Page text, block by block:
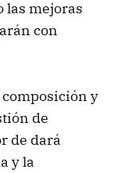
las mejoras
con
y
de
de dará
y la